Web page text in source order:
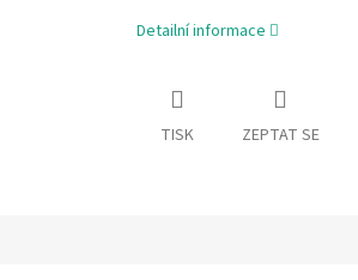
Detailní informace
TISK ZEPTAT SE